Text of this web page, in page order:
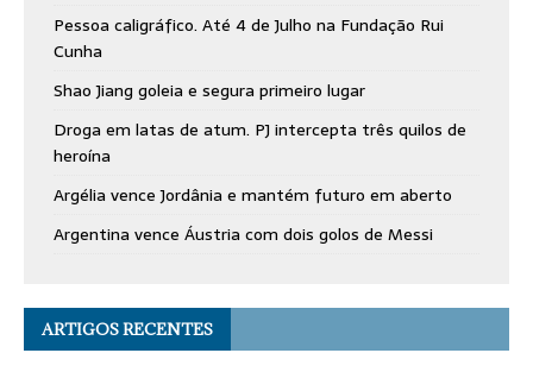
Pessoa caligráfico. Até 4 de Julho na Fundação Rui
Cunha
Shao Jiang goleia e segura primeiro lugar
Droga em latas de atum. PJ intercepta três quilos de
heroína
Argélia vence Jordânia e mantém futuro em aberto
Argentina vence Áustria com dois golos de Messi
ARTIGOS RECENTES